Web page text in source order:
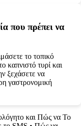
που πρέπει να
το τοπικό
καπνιστό τυρί και
ξεχάσετε να
γαστρονομική
και Πώς να Το